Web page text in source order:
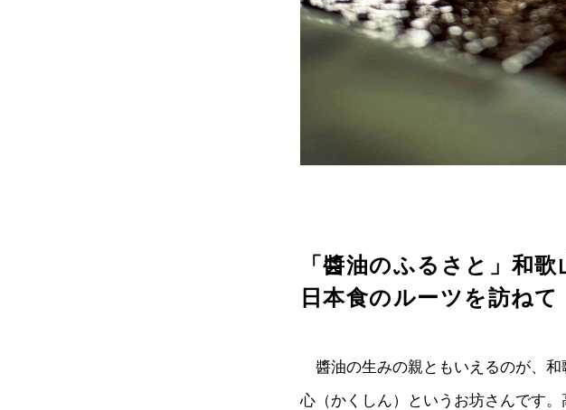
「醬油のふるさと」和歌
日本食のルーツを訪ねて
醬油の生みの親ともいえるのが、和
心（かくしん）というお坊さんです